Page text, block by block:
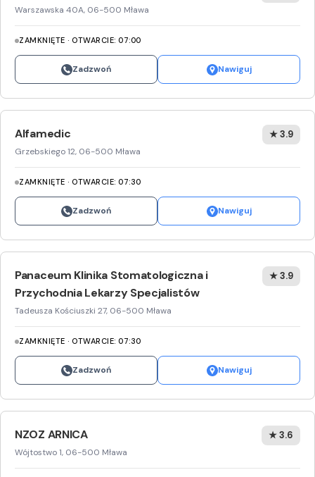
Warszawska 40A, 06-500 Mława
ZAMKNIĘTE · OTWARCIE: 07:00
Zadzwoń Nawiguj
Alfamedic
Grzebskiego 12, 06-500 Mława
★ 3.9
ZAMKNIĘTE · OTWARCIE: 07:30
Zadzwoń Nawiguj
Panaceum Klinika Stomatologiczna i
Przychodnia Lekarzy Specjalistów
Tadeusza Kościuszki 27, 06-500 Mława
★ 3.9
ZAMKNIĘTE · OTWARCIE: 07:30
Zadzwoń Nawiguj
NZOZ ARNICA
Wójtostwo 1, 06-500 Mława
★ 3.6